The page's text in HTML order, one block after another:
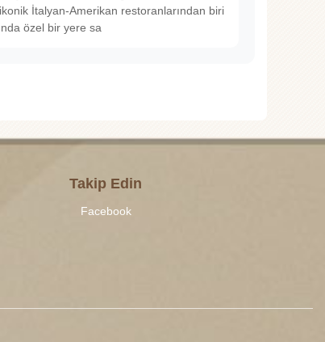
İtalyan-Amerikan restoranlarından biri
özel bir yere sa
Takip Edin
Facebook